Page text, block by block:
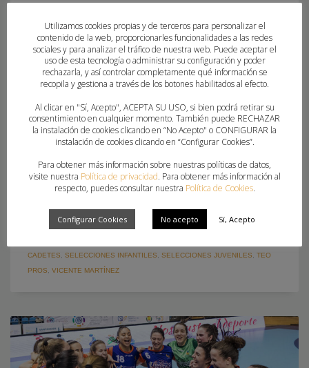
LAS SELECCIONES DE LA COMUNITAT VALENCIANA
CONSIGUEN CUATRO VICTORIAS EN LA JORNADA INAUGURAL
DEL CAMPEONATO 823 días después, el Campeonato de
telón. Los más de 120 deportistas de la Comunitat
Valenciana desplazados hasta la Región de Murcia han
vivido de forma muy especial esta primera jornada
PUBLICADO EN CLUBES, FEDERACION
ETIQUETADO BAJO:
DAVID NÚÑEZ,FRAN VERA,JOAQUÍN ROCAMORA,JOSÉ VICENTE TOMÁS
LOREN RUBIO,MARÍA DEL MAR GÓMEZ ,MIGUEL ÁNGEL ALEGRÍA,
CADETES
SELECCIONES INFANTILES SELECCIONES JUVENILES
TEO
PROS
VICENTE MARTÍNEZ
Utilizamos cookies propias y de terceros para personalizar el
contenido de la web, proporcionarles funcionalidades a las redes
sociales y para analizar el tráfico de nuestra web. Puede aceptar el
uso de esta tecnología o administrar su configuración y poder
rechazarla, y así controlar completamente qué información se
recopila y gestiona a través de los botones habilitados al efecto.
Al clicar en "Sí, Acepto", ACEPTA SU USO, si bien podrá retirar su
consentimiento en cualquier momento. También puede RECHAZAR
la instalación de cookies clicando en “No Acepto" o CONFIGURAR la
instalación de cookies clicando en “Configurar Cookies”.
Para obtener más información sobre nuestras políticas de datos,
visite nuestra Política de privacidad. Para obtener más información al
respecto, puedes consultar nuestra Política de Cookies.
Configurar Cookies No acepto Sí, Acepto